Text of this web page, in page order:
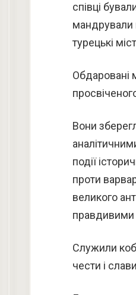
співці
мандрували
турецькі
Обдаровані
Вони
події
проти
великого
правдивими
Служили
чести і